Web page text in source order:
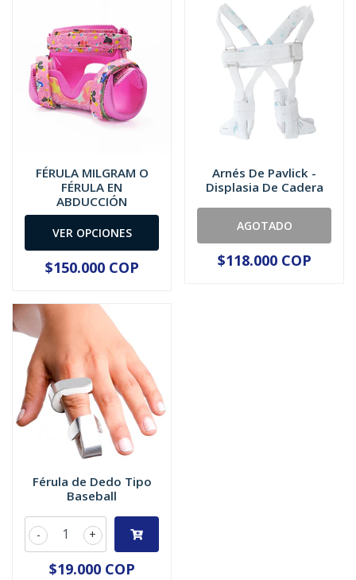
FÉRULA MILGRAM O
FÉRULA EN
ABDUCCIÓN
VER OPCIONES
$150.000 COP
Arnés De Pavlick -
Displasia De Cadera
AGOTADO
$118.000 COP
Férula de Dedo Tipo
Baseball
+
-
$19.000 COP